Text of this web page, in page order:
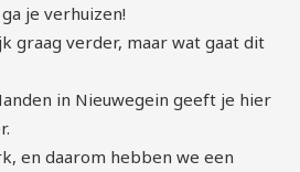
je verhuizen!
graag verder, maar wat gaat dit
in Nieuwegein geeft je hier
en daarom hebben we een